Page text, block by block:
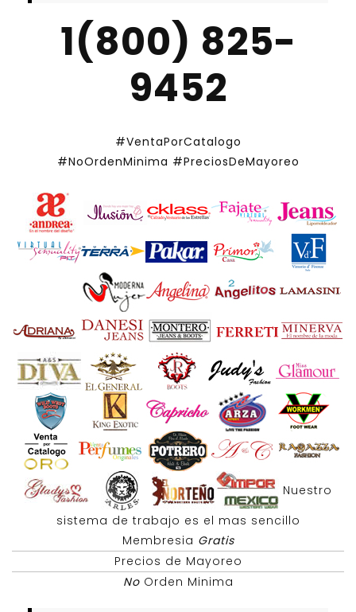
1(800) 825-
9452
#VentaPorCatalogo
#NoOrdenMinima #PreciosDeMayoreo
Nuestro
sistema de trabajo es el mas sencillo
Membresia Gratis
Precios de Mayoreo
NoOrden Minima